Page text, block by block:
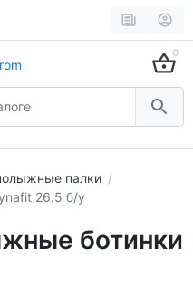
0
палки
26.5 б/у
ботинки